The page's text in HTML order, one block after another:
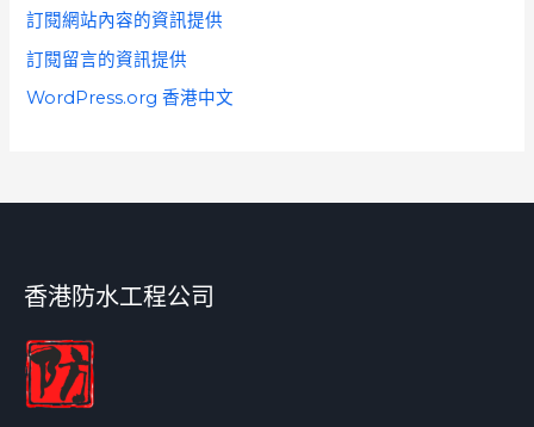
訂閱網站內容的資訊提供
訂閱留言的資訊提供
WordPress.org 香港中文
香港防水工程公司